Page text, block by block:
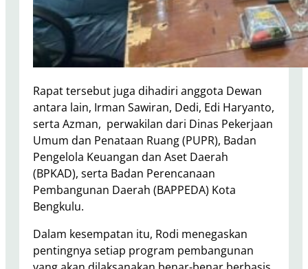
Rapat tersebut juga dihadiri anggota Dewan
antara lain, Irman Sawiran, Dedi, Edi Haryanto,
serta Azman, perwakilan dari Dinas Pekerjaan
Umum dan Penataan Ruang (PUPR), Badan
Pengelola Keuangan dan Aset Daerah
(BPKAD), serta Badan Perencanaan
Pembangunan Daerah (BAPPEDA) Kota
Bengkulu.
Dalam kesempatan itu, Rodi menegaskan
pentingnya setiap program pembangunan